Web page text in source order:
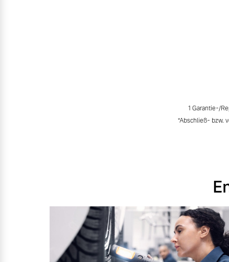
1 Garantie-/
*Abschließ- bzw.